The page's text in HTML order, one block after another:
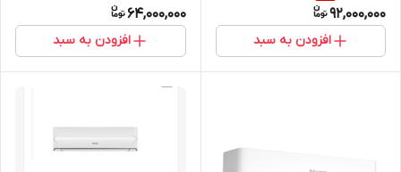
92,000,000
افزودن به سبد
64,000,000
افزودن به سبد